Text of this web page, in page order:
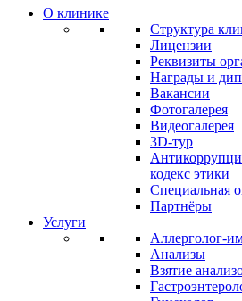
О клинике
Структура
Лицензии
Реквизиты
Награды и
Вакансии
Фотогалерея
Видеогалерея
3D-тур
кодекс этики
Специальная
Партнёры
Услуги
Аллерголог-
Анализы
Взятие